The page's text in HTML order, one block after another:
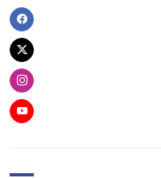
Facebook
Twitter
Instagram
Youtube